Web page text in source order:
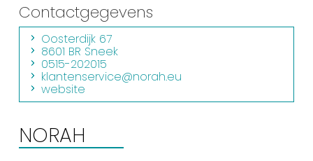
En meer
Arrangementen
Jouw Sneek
De Friese meren
Contactgegevens
Oosterdijk 67
8601 BR Sneek
0515-202015
klantenservice@norah.eu
website
NORAH